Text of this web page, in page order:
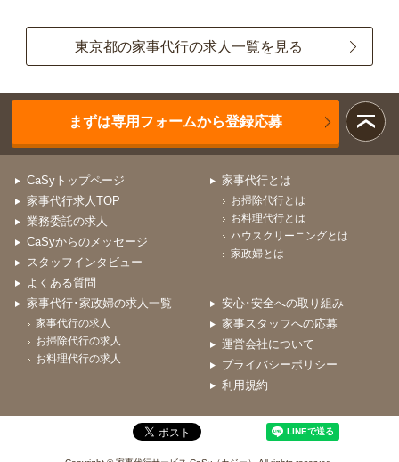
東京都の家事代行の求人一覧を見る
まずは専用フォームから登録応募
CaSyトップページ
家事代行求人TOP
業務委託の求人
CaSyからのメッセージ
スタッフインタビュー
よくある質問
家事代行とは
お掃除代行とは
お料理代行とは
ハウスクリーニングとは
家政婦とは
家事代行･家政婦の求人一覧
家事代行の求人
お掃除代行の求人
お料理代行の求人
安心･安全への取り組み
家事スタッフへの応募
運営会社について
プライバシーポリシー
利用規約